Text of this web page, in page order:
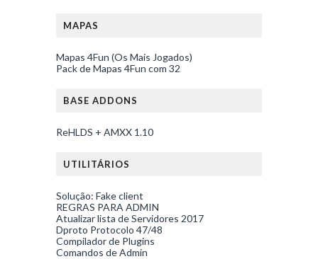
MAPAS
Mapas 4Fun (Os Mais Jogados)
Pack de Mapas 4Fun com 32
BASE ADDONS
ReHLDS + AMXX 1.10
UTILITÁRIOS
Solução: Fake client
REGRAS PARA ADMIN
Atualizar lista de Servidores 2017
Dproto Protocolo 47/48
Compilador de Plugins
Comandos de Admin